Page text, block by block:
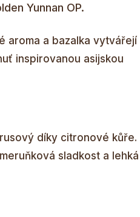
Yunnan OP.
aroma a bazalka vytvářejí
inspirovanou asijskou
díky citronové kůře.
sladkost a lehká